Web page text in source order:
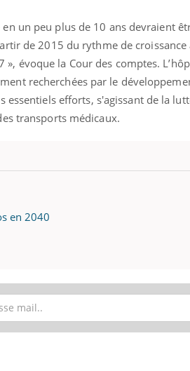
un peu plus de 10 ans devraient
de 2015 du rythme de
évoque la Cour des comptes.
recherchées par le
efforts, s'agissant de la
transports médicaux.
en 2040
: et si on
le diabète de type 2
chez les
chez les soignants.
Youtube
Eczéma
préparer pour
L'été arrive… et
rythme de vie !
soleil, activités en
sont ...